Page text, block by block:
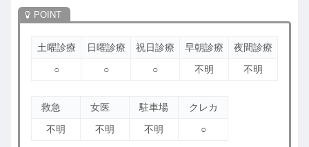
土曜診療 日曜診療 祝日診療 早朝診療
夜間診療
○
○ ○ 不明 不明
救急 女医 駐車場
クレカ
不明
不明 不明 ○